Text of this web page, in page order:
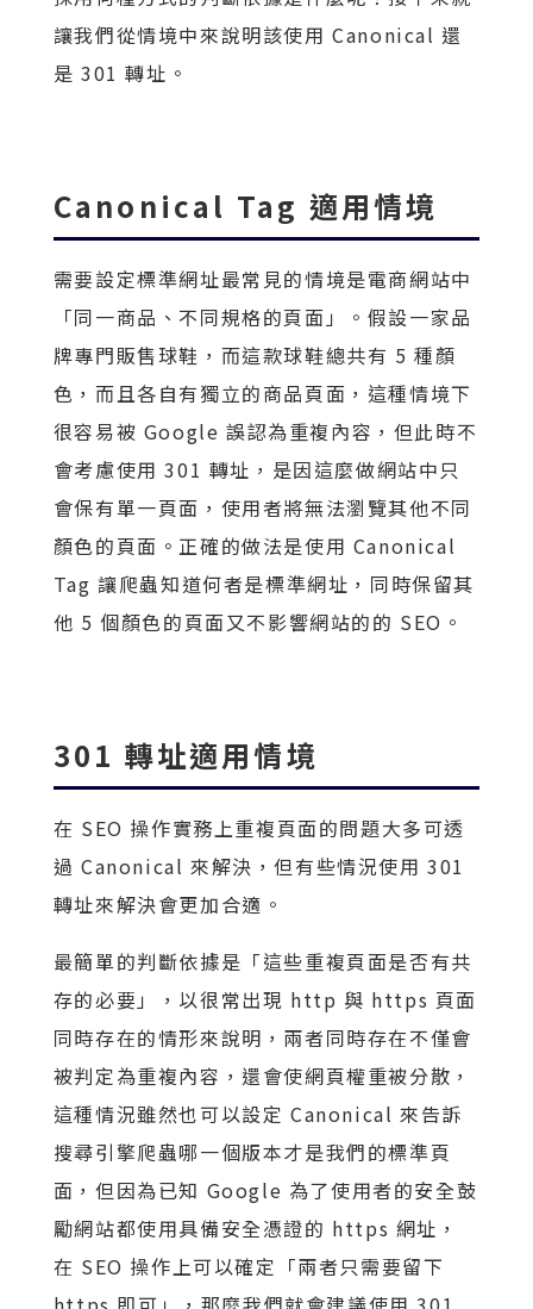
讓我們從情境中來說明該使用 Canonical 還
是 301 轉址。
Canonical Tag 適用情境
需要設定標準網址最常見的情境是電商網站中
「同一商品、不同規格的頁面」。假設一家品
牌專門販售球鞋，而這款球鞋總共有 5 種顏
色，而且各自有獨立的商品頁面，這種情境下
很容易被 Google 誤認為重複內容，但此時不
會考慮使用 301 轉址，是因這麼做網站中只
會保有單一頁面，使用者將無法瀏覽其他不同
顏色的頁面。正確的做法是使用 Canonical
Tag 讓爬蟲知道何者是標準網址，同時保留其
他 5 個顏色的頁面又不影響網站的的 SEO。
301 轉址適用情境
在 SEO 操作實務上重複頁面的問題大多可透
過 Canonical 來解決，但有些情況使用 301
轉址來解決會更加合適。
最簡單的判斷依據是「這些重複頁面是否有共
存的必要」，以很常出現 http 與 https 頁面
同時存在的情形來說明，兩者同時存在不僅會
被判定為重複內容，還會使網頁權重被分散，
這種情況雖然也可以設定 Canonical 來告訴
搜尋引擎爬蟲哪一個版本才是我們的標準頁
面，但因為已知 Google 為了使用者的安全鼓
勵網站都使用具備安全憑證的 https 網址，
在 SEO 操作上可以確定「兩者只需要留下